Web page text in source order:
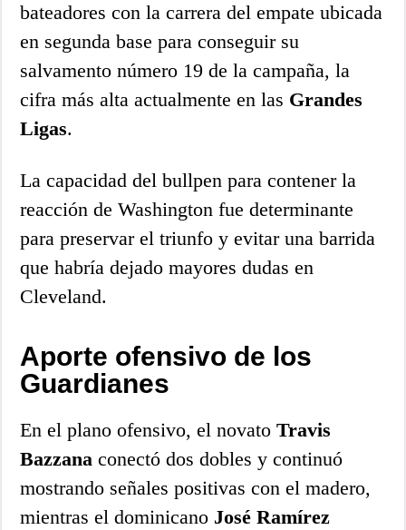
bateadores con la carrera del empate ubicada
en segunda base para conseguir su
salvamento número 19 de la campaña, la
cifra más alta actualmente en las Grandes
Ligas.
La capacidad del bullpen para contener la
reacción de Washington fue determinante
para preservar el triunfo y evitar una barrida
que habría dejado mayores dudas en
Cleveland.
Aporte ofensivo de los
Guardianes
En el plano ofensivo, el novatoTravis
Bazzana conectó dos dobles y continuó
mostrando señales positivas con el madero,
mientras el dominicano José Ramírez